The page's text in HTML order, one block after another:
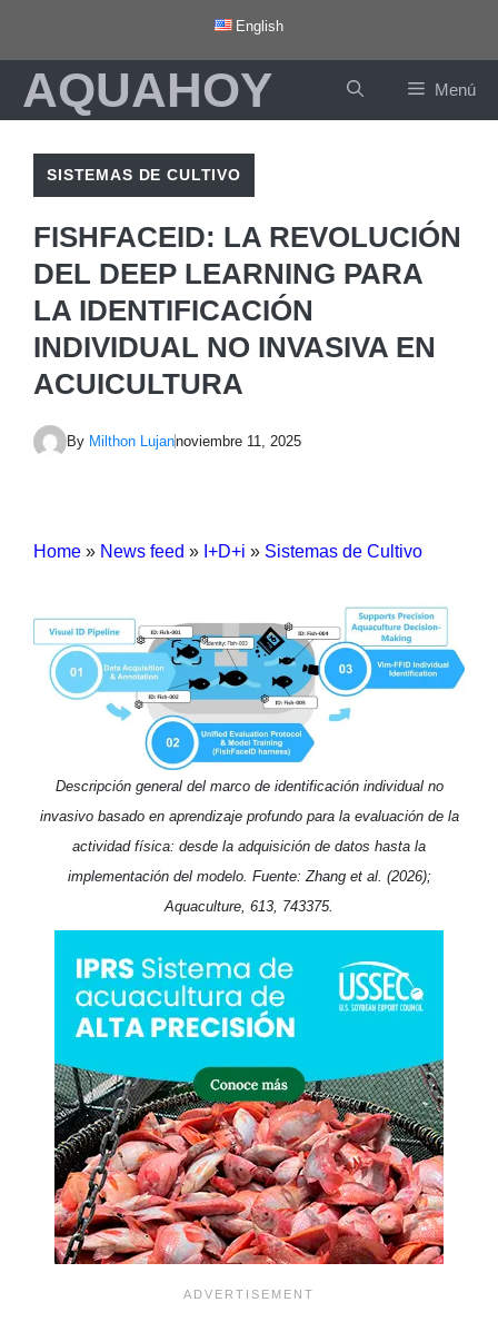
contenido
English
AQUAHOY Menú
SISTEMAS DE CULTIVO
FISHFACEID: LA REVOLUCIÓN
DEL DEEP LEARNING PARA
LA IDENTIFICACIÓN
INDIVIDUAL NO INVASIVA EN
ACUICULTURA
By Milthon Lujannoviembre 11, 2025
Home » News feed » I+D+i » Sistemas de Cultivo
Descripción general del marco de identificación individual no
invasivo basado en aprendizaje profundo para la evaluación de la
actividad física: desde la adquisición de datos hasta la
implementación del modelo. Fuente: Zhang et al. (2026);
Aquaculture, 613, 743375.